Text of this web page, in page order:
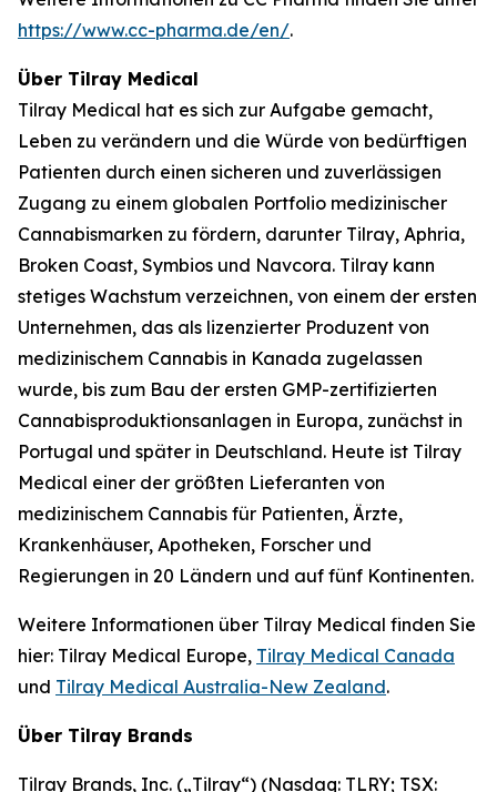
https://www.cc-pharma.de/en/.
Über Tilray Medical
Tilray Medical hat es sich zur Aufgabe gemacht,
Leben zu verändern und die Würde von bedürftigen
Patienten durch einen sicheren und zuverlässigen
Zugang zu einem globalen Portfolio medizinischer
Cannabismarken zu fördern, darunter Tilray, Aphria,
Broken Coast, Symbios und Navcora. Tilray kann
stetiges Wachstum verzeichnen, von einem der ersten
Unternehmen, das als lizenzierter Produzent von
medizinischem Cannabis in Kanada zugelassen
wurde, bis zum Bau der ersten GMP-zertifizierten
Cannabisproduktionsanlagen in Europa, zunächst in
Portugal und später in Deutschland. Heute ist Tilray
Medical einer der größten Lieferanten von
medizinischem Cannabis für Patienten, Ärzte,
Krankenhäuser, Apotheken, Forscher und
Regierungen in 20 Ländern und auf fünf Kontinenten.
Weitere Informationen über Tilray Medical finden Sie
hier: Tilray Medical Europe, Tilray Medical Canada
und Tilray Medical Australia-New Zealand.
Über Tilray Brands
Tilray Brands, Inc. („Tilray“) (Nasdaq: TLRY; TSX: